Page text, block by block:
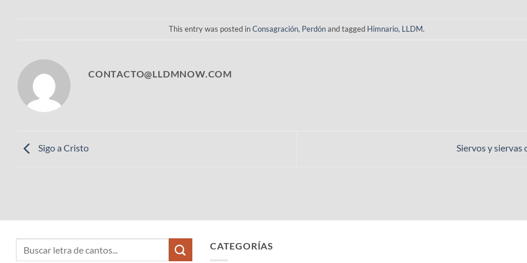
This entry was posted inConsagración, Perdónand tagged Himnario, LLDM.
CONTACTO@LLDMNOW.COM
Sigo a Cristo Siervos y siervas
CATEGORÍAS